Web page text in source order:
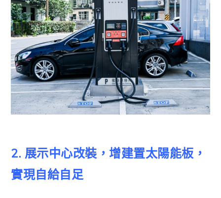
2. 展示中心改裝，增建置太陽能板，
實現自給自足